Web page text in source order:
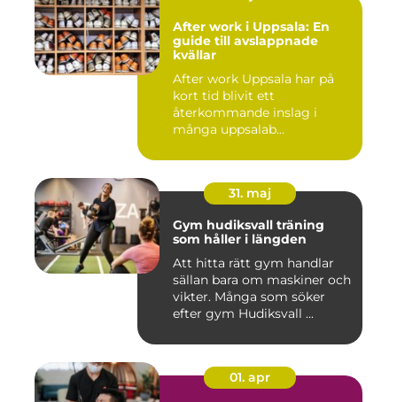
After work i Uppsala: En
guide till avslappnade
kvällar
After work Uppsala har på
kort tid blivit ett
återkommande inslag i
många uppsalab...
31. maj
Gym hudiksvall träning
som håller i längden
Att hitta rätt gym handlar
sällan bara om maskiner och
vikter. Många som söker
efter gym Hudiksvall ...
01. apr